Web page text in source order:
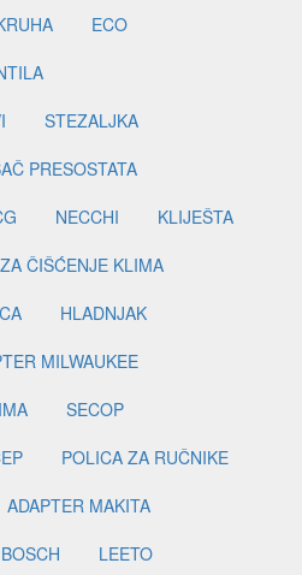
ECO
STEZALJKA
PRESOSTATA
NECCHI
KLIJEŠTA
ČIŠĆENJE KLIMA
HLADNJAK
MILWAUKEE
SECOP
POLICA ZA RUČNIKE
ADAPTER MAKITA
LEETO